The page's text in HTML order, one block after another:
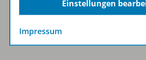
Einstellungen
Impressum